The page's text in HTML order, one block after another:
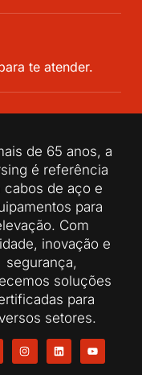
te atender.
de 65 anos, a
é referência
cabos de aço e
para
Com
inovação e
segurança,
soluções
para
setores.